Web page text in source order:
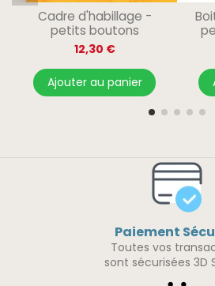
Cadre d'habillage -
petits boutons
12,30 €
Ajouter au panier
Paiement
Toutes vos
sont sécurisées 3D